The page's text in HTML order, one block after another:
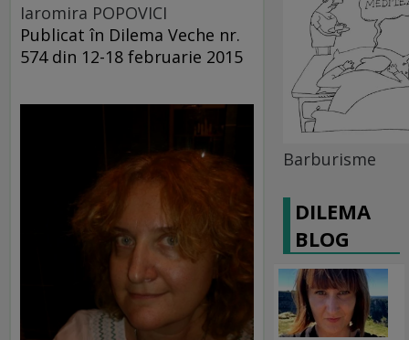
Iaromira POPOVICI
Publicat în Dilema Veche nr.
574 din 12-18 februarie 2015
Barburisme
DILEMA
BLOG